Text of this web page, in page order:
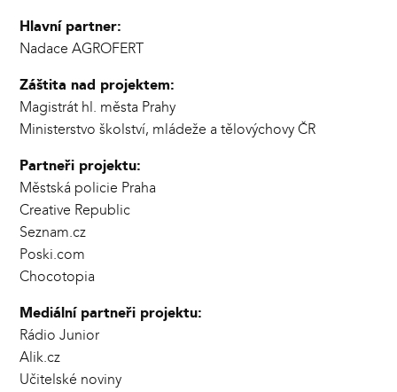
Hlavní partner:
Nadace AGROFERT
Záštita nad projektem:
Magistrát hl. města Prahy
Ministerstvo školství, mládeže a tělovýchovy ČR
Partneři projektu:
Městská policie Praha
Creative Republic
Seznam.cz
Poski.com
Chocotopia
Mediální partneři projektu:
Rádio Junior
Alik.cz
Učitelské noviny